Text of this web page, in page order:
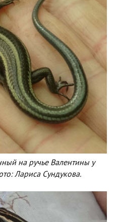
на ручье Валентины у
Лариса Сундукова.